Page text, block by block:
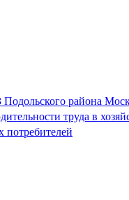
района
труда в
потребителей